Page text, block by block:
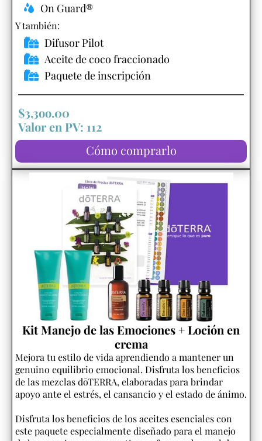
On Guard®
Y también:​
Difusor Pilot
Aceite de coco fraccionado
Paquete de inscripción
$3,3oo.00
Valor en PV: 112
Cómo comprarlo
Kit Manejo de las Emociones + Loción en
crema
Mejora tu estilo de vida aprendiendo a mantener un
genuino equilibrio emocional. Disfruta los beneficios
de las mezclas dōTERRA, elaboradas para brindar
apoyo ante el estrés, el cansancio y el estado de ánimo.
Disfruta los beneficios de los aceites esenciales con
este paquete especialmente diseñado para el manejo